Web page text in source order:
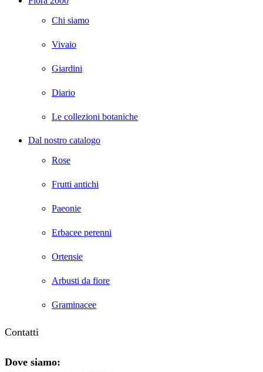
Chi siamo
Vivaio
Giardini
Diario
Le collezioni botaniche
Dal nostro catalogo
Rose
Frutti antichi
Paeonie
Erbacee perenni
Ortensie
Arbusti da fiore
Graminacee
Contatti
Dove siamo: